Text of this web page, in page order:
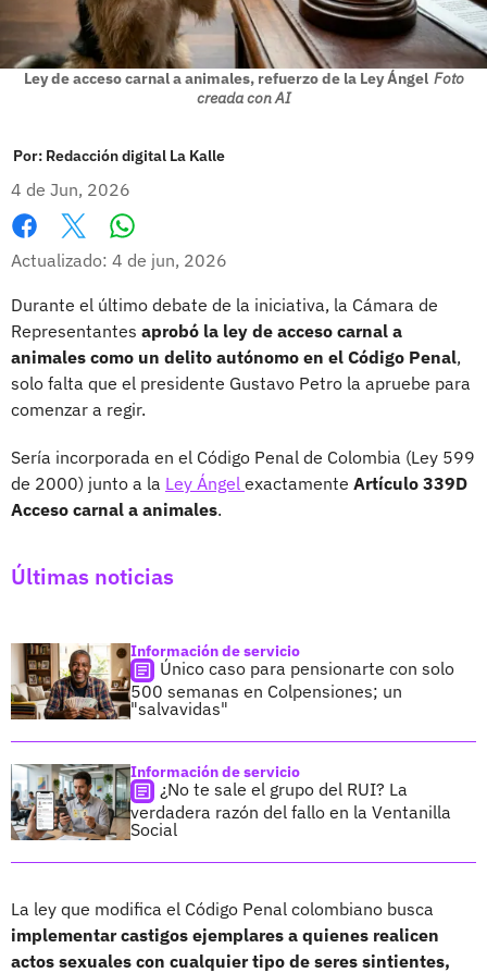
Ley de acceso carnal a animales, refuerzo de la Ley Ángel Foto
creada con AI
Por: Redacción digital La Kalle
4 de Jun, 2026
Facebook
X
Actualizado: 4 de jun, 2026
Durante el último debate de la iniciativa, la Cámara de
Representantes aprobó la ley de acceso carnal a
animales como un delito autónomo en el Código Penal,
solo falta que el presidente Gustavo Petro la apruebe para
comenzar a regir.
Sería incorporada en el Código Penal de Colombia (Ley 599
de 2000) junto a la Ley Ángel exactamente Artículo 339D
Acceso carnal a animales.
Últimas noticias
Información de servicio
Único caso para pensionarte con solo
500 semanas en Colpensiones; un
"salvavidas"
Información de servicio
¿No te sale el grupo del RUI? La
verdadera razón del fallo en la Ventanilla
Social
La ley que modifica el Código Penal colombiano busca
implementar castigos ejemplares a quienes realicen
actos sexuales con cualquier tipo de seres sintientes,